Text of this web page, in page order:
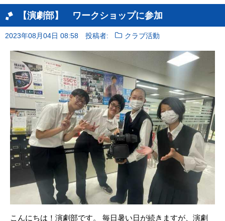
【演劇部】 ワークショップに参加
2023年08月04日 08:58 投稿者: クラブ活動
こんにちは！演劇部です。 毎日暑い日が続きますが、演劇